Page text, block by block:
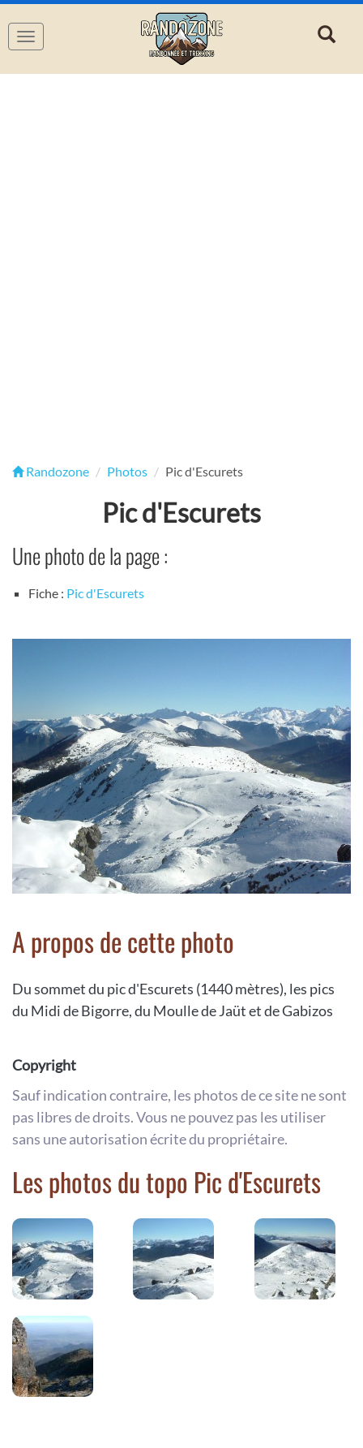
Navigation
Randozone Photos Pic d'Escurets
Pic d'Escurets
Une photo de la page :
Fiche : Pic d'Escurets
A propos de cette photo
Du sommet du pic d'Escurets (1440 mètres), les pics
du Midi de Bigorre, du Moulle de Jaüt et de Gabizos
Copyright
Sauf indication contraire, les photos de ce site ne sont
pas libres de droits. Vous ne pouvez pas les utiliser
sans une autorisation écrite du propriétaire.
Les photos du topo Pic d'Escurets